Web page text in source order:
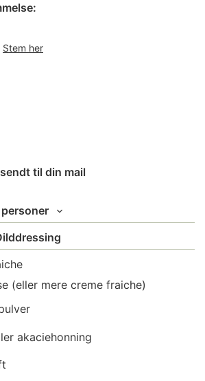
Stem her
til din mail
(eller mere creme fraiche)
akaciehonning